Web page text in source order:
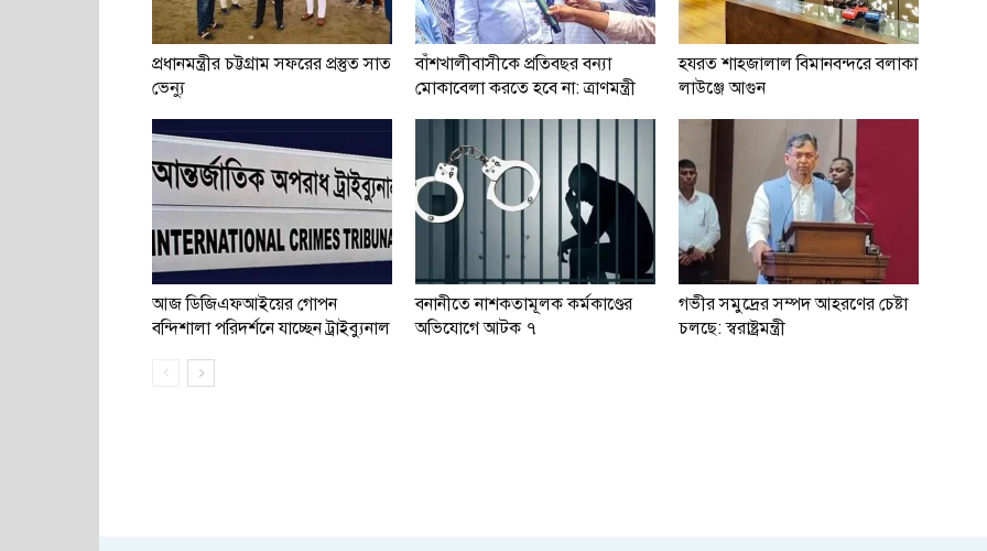
প্রধানমন্ত্রীর চট্টগ্রাম সফরের প্রস্তুত সাত
ভেন্যু
বাঁশখালীবাসীকে প্রতিবছর বন্যা
মোকাবেলা করতে হবে না: ত্রাণমন্ত্রী
হযরত শাহজালাল বিমানবন্দরে বলাকা
লাউঞ্জে আগুন
আজ ডিজিএফআইয়ের গোপন
বন্দিশালা পরিদর্শনে যাচ্ছেন ট্রাইব্যুনাল
বনানীতে নাশকতামূলক কর্মকাণ্ডের
অভিযোগে আটক ৭
গভীর সমুদ্রের সম্পদ আহরণের চেষ্টা
চলছে: স্বরাষ্ট্রমন্ত্রী